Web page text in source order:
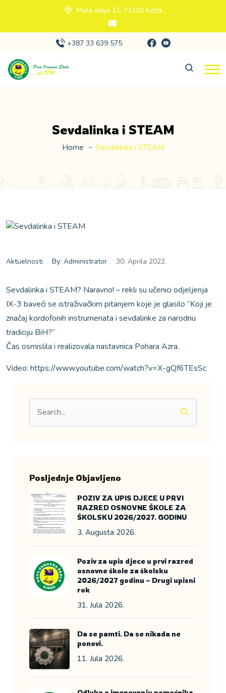
Mala aleja 15, 71210 Ilidža
+387 33 639 575
Sevdalinka i STEAM
Home Sevdalinka i STEAM
Aktuelnosti By: Administrator 30. Aprila 2022.
Sevdalinka i STEAM? Naravno! – rekli su učenici odjeljenja
IX-3 baveći se istraživačkim pitanjem koje je glasilo “Koji je
značaj kordofonih instrumenata i sevdalinke za narodnu
tradiciju BiH?”
Čas osmislila i realizovala nastavnica Pohara Azra.
Video: https://www.youtube.com/watch?v=X-gQf6TEsSc
Posljednje Objavljeno
POZIV ZA UPIS DJECE U PRVI
RAZRED OSNOVNE ŠKOLE ZA
ŠKOLSKU 2026/2027. GODINU
3. Augusta 2026.
Poziv za upis djece u prvi razred
osnovne škole za školsku
2026/2027 godinu – Drugi upisni
rok
31. Jula 2026.
Da se pamti. Da se nikada ne
ponovi.
11. Jula 2026.